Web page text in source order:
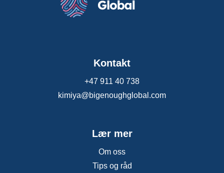
Kontakt
+47 911 40 738
kimiya@bigenoughglobal.com
Lær mer
Om oss
Tips og råd